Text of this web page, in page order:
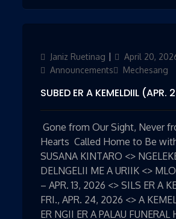
Author
Janiz Ruetinag
Updated
on
April 20,
Announcements
Mechesang
SUBED ER A KEMELDIIL
Gone from Our Sight, Never
Hearts Called Home to Be
SUSANA KINTARO <>
DELNGELII ME A URIIK <>
– APR. 13, 2026 <> SILS ER A
FRI., APR. 24, 2026 <> A
ER NGII ER A PALAU FUNERAL